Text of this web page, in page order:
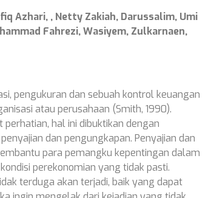
Azhari, , Netty Zakiah, Darussalim, Umi
Fahrezi, Wasiyem, Zulkarnaen,
pengukuran dan sebuah kontrol keuangan
atau perusahaan (Smith, 1990).
hal ini dibuktikan dengan
dan pengungkapan. Penyajian dan
para pemangku kepentingan dalam
perekonomian yang tidak pasti.
terduga akan terjadi, baik yang dapat